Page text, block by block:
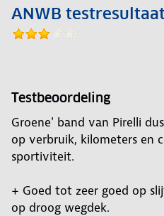
ANWB
Testbeoordeling
Groene' band van Pirelli
op verbruik, kilometers en
sportiviteit.
+ Goed tot zeer goed op
op droog wegdek.